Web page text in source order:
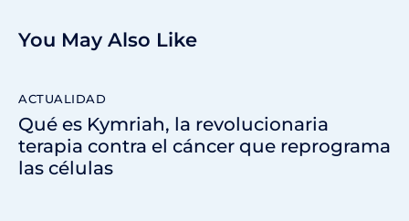
You May Also Like
ACTUALIDAD
Qué es Kymriah, la revolucionaria
terapia contra el cáncer que reprograma
las células